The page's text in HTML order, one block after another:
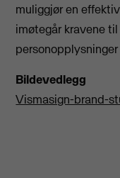
muliggjør en
imøtegår kravene
Bildevedlegg
Vismasign-brand-